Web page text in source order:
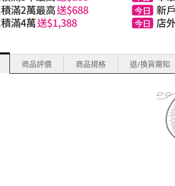
商品評價(0) 商品規格 退/換貨需知